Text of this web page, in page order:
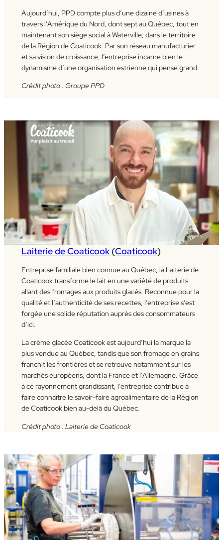
Aujourd’hui, PPD compte plus d’une dizaine d’usines à
travers l’Amérique du Nord, dont sept au Québec, tout en
maintenant son siège social à Waterville, dans le territoire
de la Région de Coaticook. Par son réseau manufacturier
et sa vision de croissance, l’entreprise incarne bien le
dynamisme d’une organisation estrienne qui pense grand.
Crédit photo : Groupe PPD
Laiterie de Coaticook(Coaticook)
Entreprise familiale bien connue au Québec, la Laiterie de
Coaticook transforme le lait en une variété de produits
allant des fromages aux produits glacés. Reconnue pour la
qualité et l’authenticité de ses recettes, l’entreprise s’est
forgée une solide réputation auprès des consommateurs
d’ici.
La crème glacée Coaticook est aujourd’hui la marque la
plus vendue au Québec, tandis que son fromage en grains
franchit les frontières et se retrouve notamment sur les
marchés européens, dont la France et l’Allemagne. Grâce
à ce rayonnement grandissant, l’entreprise contribue à
faire connaître le savoir-faire agroalimentaire de la Région
de Coaticook bien au-delà du Québec.
Crédit photo : Laiterie de Coaticook